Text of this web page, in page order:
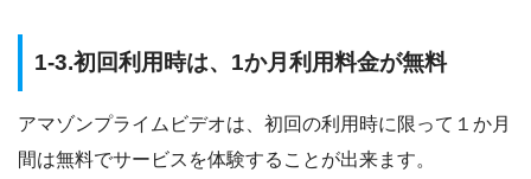
1-3.初回利用時は、1か月利用料金が無料
アマゾンプライムビデオは、初回の利用時に限って１か月
間は無料でサービスを体験することが出来ます。